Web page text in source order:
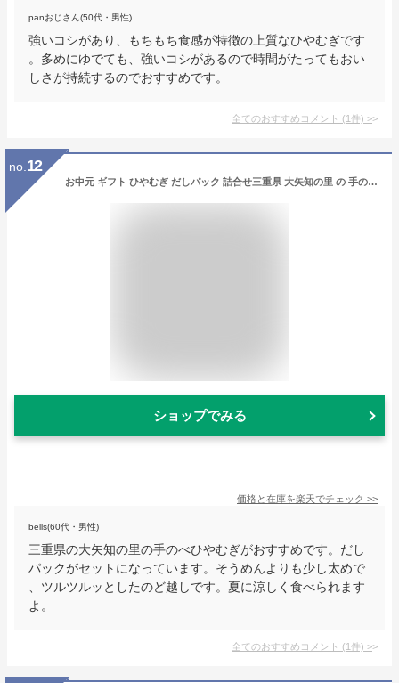
panおじさん(50代・男性)
強いコシがあり、もちもち食感が特徴の上質なひやむぎです
。多めにゆでても、強いコシがあるので時間がたってもおい
しさが持続するのでおすすめです。
全てのおすすめコメント (1件) >
no. 12
お中元 ギフト ひやむぎ だしパック 詰合せ三重県 大矢知の里 の 手のべひやむぎ暑中見舞い 残暑見舞い 中元 香典返し 粗供養 法要 お供え 内祝い などに喜ばれる 乾麺 ギフトセット
ショップでみる
価格と在庫を楽天でチェック >>
bells(60代・男性)
三重県の大矢知の里の手のべひやむぎがおすすめです。だし
パックがセットになっています。そうめんよりも少し太めで
、ツルツルッとしたのど越しです。夏に涼しく食べられます
よ。
全てのおすすめコメント (1件) >